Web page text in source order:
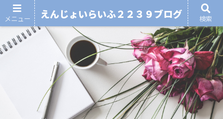
メニュー えんじょいらいふ２２３９ブログ 検索